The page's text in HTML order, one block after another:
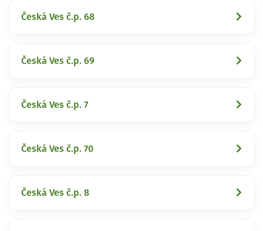
Česká Ves č.p. 68
Česká Ves č.p. 69
Česká Ves č.p. 7
Česká Ves č.p. 70
Česká Ves č.p. 8